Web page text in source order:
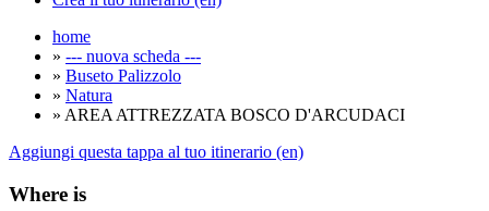
home
» --- nuova scheda ---
» Buseto Palizzolo
» Natura
» AREA ATTREZZATA BOSCO D'ARCUDACI
Aggiungi questa tappa al tuo itinerario (en)
Where is